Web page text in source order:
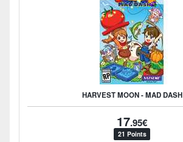
HARVEST MOON - MAD DASH
17.95€
21 Points